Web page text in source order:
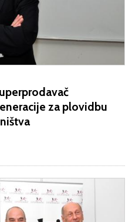
za plovidbu